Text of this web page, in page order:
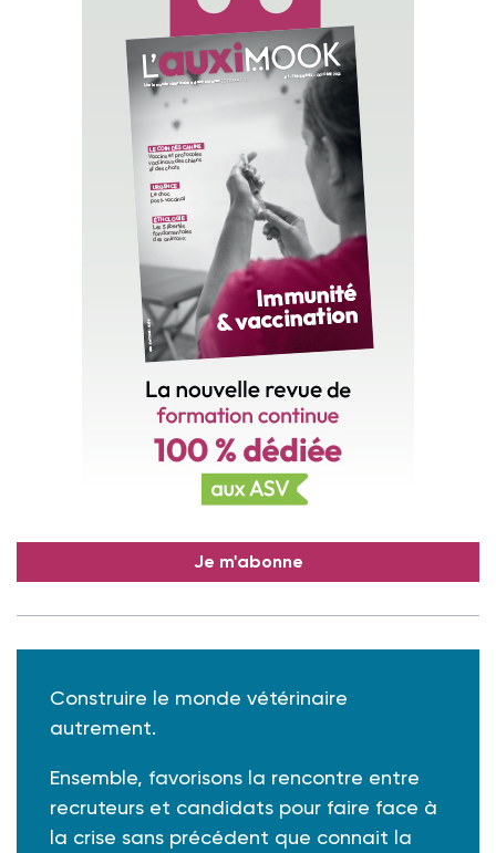
Je m'abonne
Construire le monde vétérinaire
autrement.
Ensemble, favorisons la rencontre entre
recruteurs et candidats pour faire face à
la crise sans précédent que connait la